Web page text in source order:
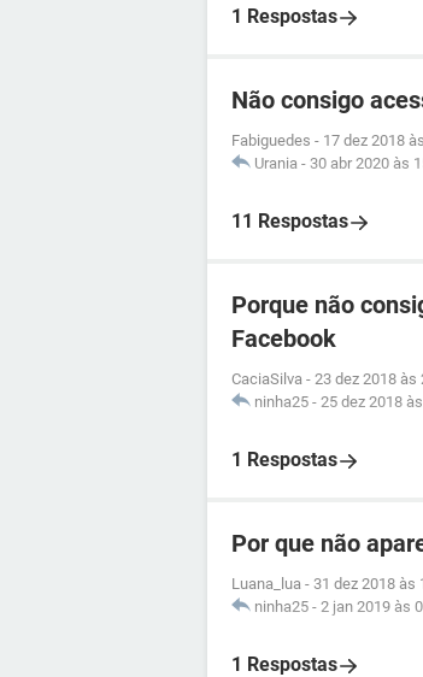
1 Respostas
Não consigo
Fabiguedes - 17 dez 2018
Urania - 30 abr 2020 às
11 Respostas
Porque não
Facebook
CaciaSilva - 23 dez 2018 às
ninha25 - 25 dez 2018
1 Respostas
Por que não
Luana_lua - 31 dez 2018 às
ninha25 - 2 jan 2019 às
1 Respostas